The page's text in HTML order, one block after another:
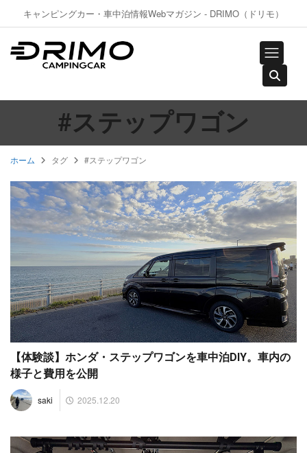
キャンピングカー・車中泊情報Webマガジン - DRIMO（ドリモ）
#ステップワゴン
ホーム タグ #ステップワゴン
【体験談】ホンダ・ステップワゴンを車中泊DIY。車内の
様子と費用を公開
saki 2025.12.20